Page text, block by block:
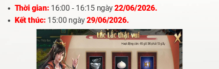
Thời gian: 16:00 - 16:15 ngày22/06/2026.
Kết thúc: 15:00 ngày29/06/2026.